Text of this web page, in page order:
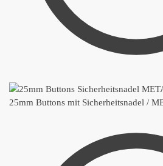
25mm Buttons mit Sicherheitsnadel /